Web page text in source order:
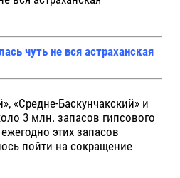
чуть не вся астраханская
«Средне-Баскунчакский» и
3 млн. запасов гипсового
этих запасов
пойти на сокращение